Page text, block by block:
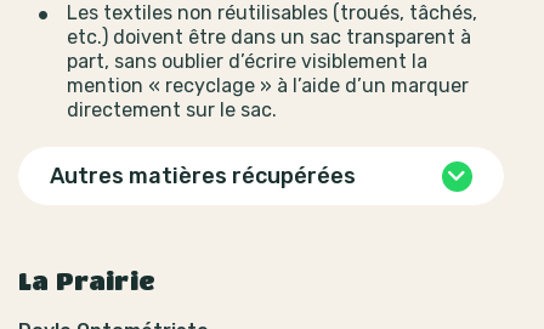
Les textiles non réutilisables (troués, tâchés,
etc.) doivent être dans un sac transparent à
part, sans oublier d’écrire visiblement la
mention « recyclage » à l’aide d’un marquer
directement sur le sac.
Autres matières récupérées
La Prairie